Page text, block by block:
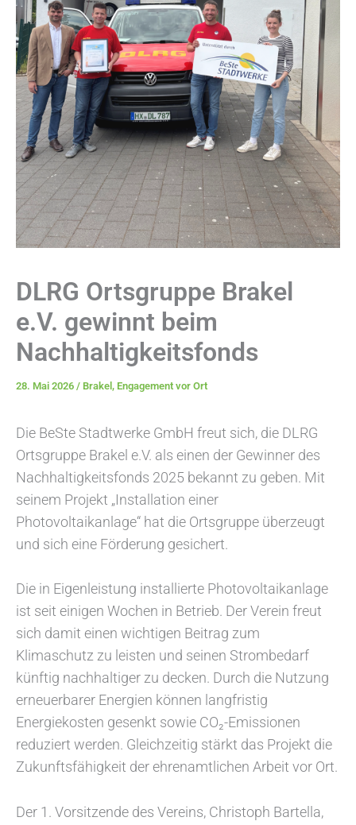
DLRG Ortsgruppe Brakel
e.V. gewinnt beim
Nachhaltigkeitsfonds
28. Mai 2026 / Brakel, Engagement vor Ort
Die BeSte Stadtwerke GmbH freut sich, die DLRG
Ortsgruppe Brakel e.V. als einen der Gewinner des
Nachhaltigkeitsfonds 2025 bekannt zu geben. Mit
seinem Projekt „Installation einer
Photovoltaikanlage“ hat die Ortsgruppe überzeugt
und sich eine Förderung gesichert.
Die in Eigenleistung installierte Photovoltaikanlage
ist seit einigen Wochen in Betrieb. Der Verein freut
sich damit einen wichtigen Beitrag zum
Klimaschutz zu leisten und seinen Strombedarf
künftig nachhaltiger zu decken. Durch die Nutzung
erneuerbarer Energien können langfristig
Energiekosten gesenkt sowie CO₂-Emissionen
reduziert werden. Gleichzeitig stärkt das Projekt die
Zukunftsfähigkeit der ehrenamtlichen Arbeit vor Ort.
Der 1. Vorsitzende des Vereins, Christoph Bartella,